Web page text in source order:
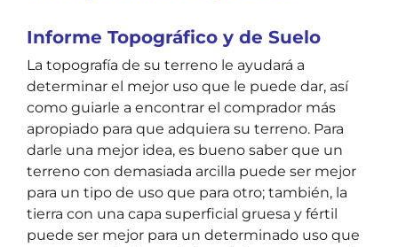
Informe Topográfico y de Suelo
La topografía de su terreno le ayudará a
determinar el mejor uso que le puede dar, así
como guiarle a encontrar el comprador más
apropiado para que adquiera su terreno. Para
darle una mejor idea, es bueno saber que un
terreno con demasiada arcilla puede ser mejor
para un tipo de uso que para otro; también, la
tierra con una capa superficial gruesa y fértil
puede ser mejor para un determinado uso que